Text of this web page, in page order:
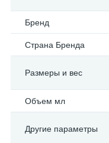
Бренд
Страна Бренда
Размеры и вес
Объем мл
Другие параметры